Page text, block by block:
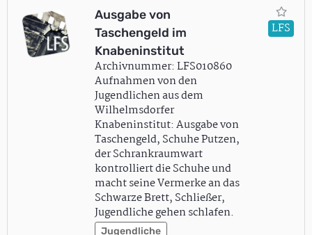
Ausgabe von
Taschengeld im
Knabeninstitut
Archivnummer: LFS010860
Aufnahmen von den
Jugendlichen aus dem
Wilhelmsdorfer
Knabeninstitut: Ausgabe von
Taschengeld, Schuhe Putzen,
der Schrankraumwart
kontrolliert die Schuhe und
macht seine Vermerke an das
Schwarze Brett, Schließer,
Jugendliche gehen schlafen.
Jugendliche
LFS